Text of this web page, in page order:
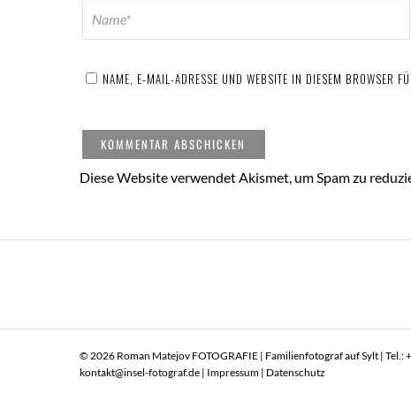
NAME, E-MAIL-ADRESSE UND WEBSITE IN DIESEM BROWSER
Diese Website verwendet Akismet, um Spam zu
© 2026 Roman Matejov FOTOGRAFIE | Familienfotograf auf Sylt | Tel.:
kontakt@insel-fotograf.de | Impressum | Datenschutz